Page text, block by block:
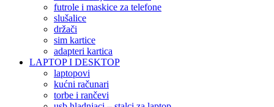
futrole i maskice za telefone
slušalice
držači
sim kartice
adapteri kartica
LAPTOP I DESKTOP
laptopovi
kućni računari
torbe i rančevi